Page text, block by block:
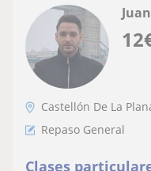
12
Juan
Castellón De La
Repaso General
Clases